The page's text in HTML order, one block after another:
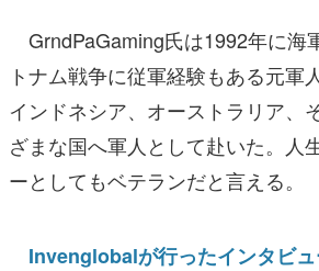
GrndPaGaming氏は1992年に海
トナム戦争に従軍経験もある元軍
インドネシア、オーストラリア、
ざまな国へ軍人として赴いた。人
ーとしてもベテランだと言える。
Invenglobalが行ったインタビ